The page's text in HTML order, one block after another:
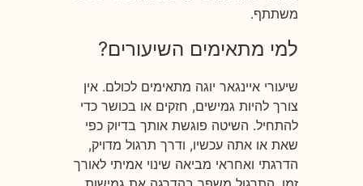
משתתף.
למי מתאימים השיעורים?
שיעורי איינגאר יוגה מתאימים לכולם. אין
צורך להיות גמישים, חזקים או בכושר כדי
להתחיל. השיטה פוגשת אותך בדיוק כפי
שאת או אתה עכשיו, ודרך תרגול מדויק,
הדרגתי ואחראי מביאה שינוי אמיתי לאורך